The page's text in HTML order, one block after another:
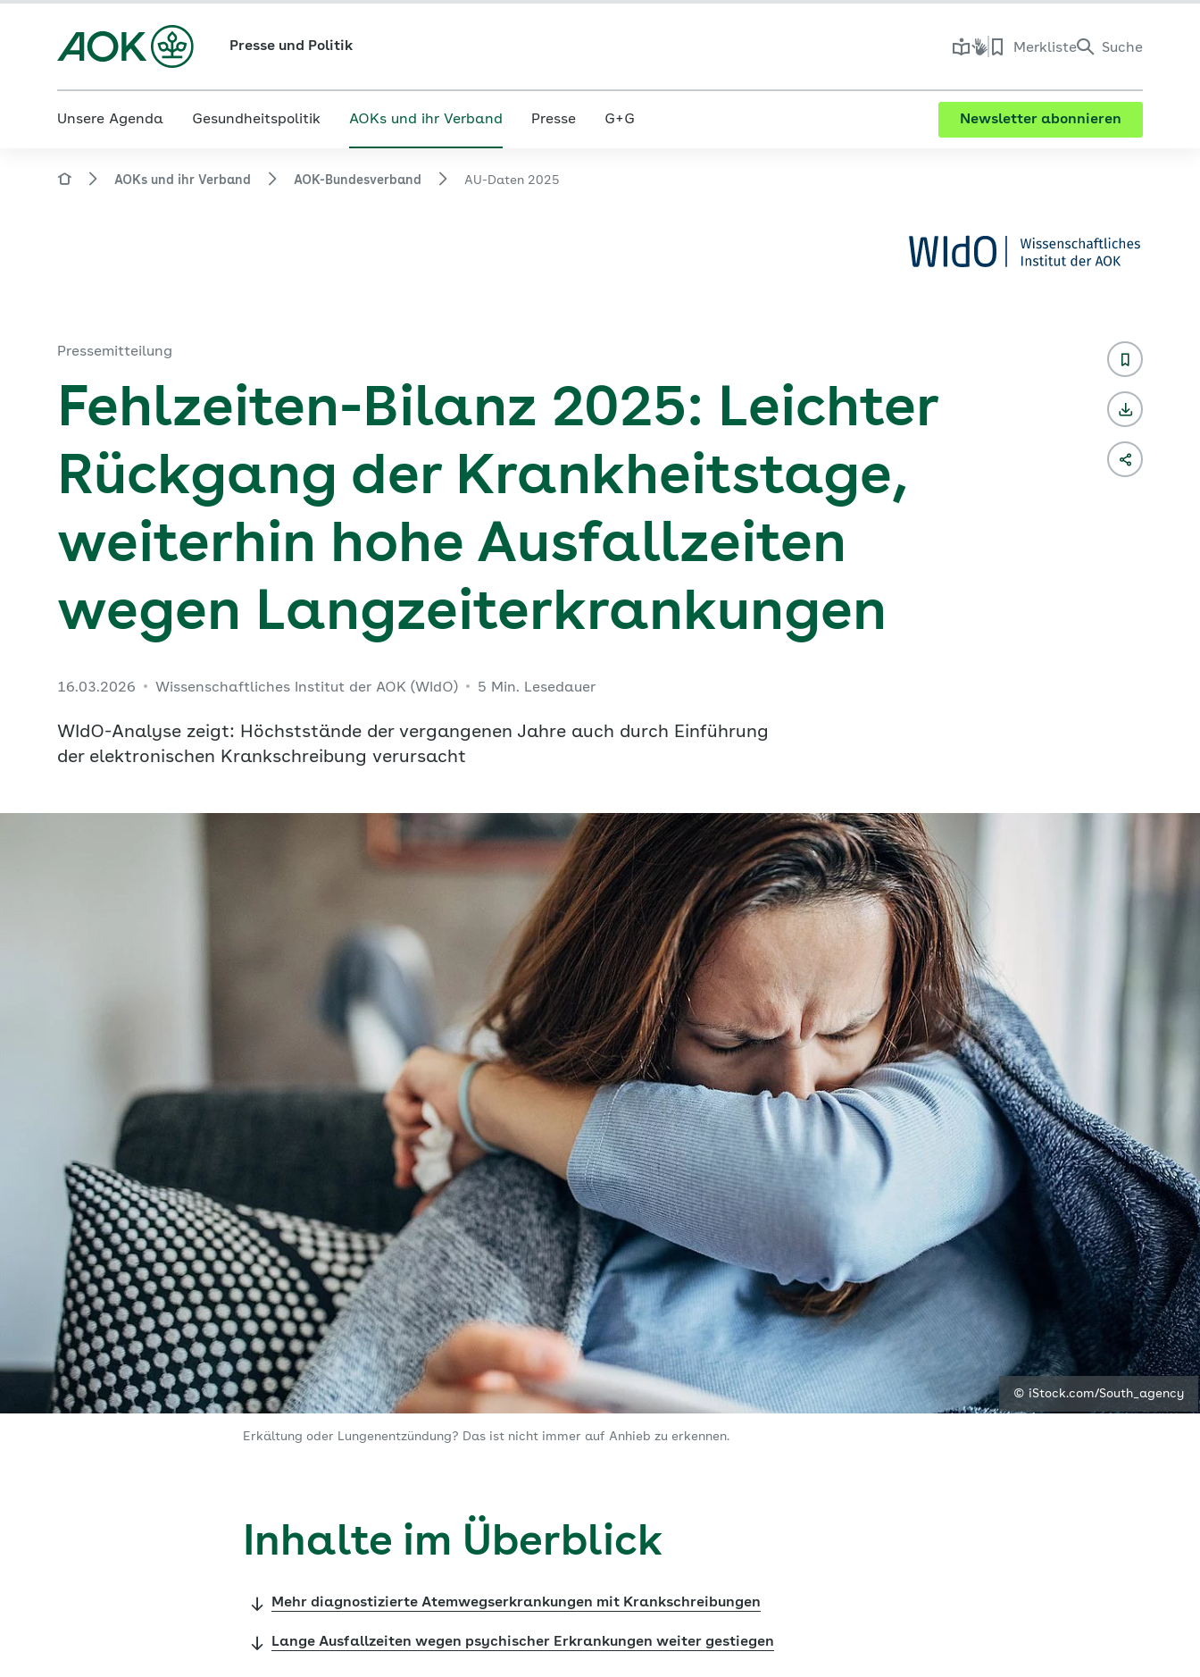
Presse und Politik Merkliste Suche
Unsere Agenda Gesundheitspolitik AOKs und ihr Verband Presse G+G Newsletter abonnieren
AOKs und ihr Verband AOK-Bundesverband AU-Daten 2025
Pressemitteilung
Fehlzeiten-Bilanz 2025: Leichter
Rückgang der Krankheitstage,
weiterhin hohe Ausfallzeiten
wegen Langzeiterkrankungen
16.03.2026 Wissenschaftliches Institut der AOK (WIdO) 5 Min. Lesedauer
WIdO-Analyse zeigt: Höchststände der vergangenen Jahre auch durch Einführung
der elektronischen Krankschreibung verursacht
© iStock.com/South_agency
Erkältung oder Lungenentzündung? Das ist nicht immer auf Anhieb zu erkennen.
Inhalte im Überblick
Mehr diagnostizierte Atemwegserkrankungen mit Krankschreibungen
Lange Ausfallzeiten wegen psychischer Erkrankungen weiter gestiegen